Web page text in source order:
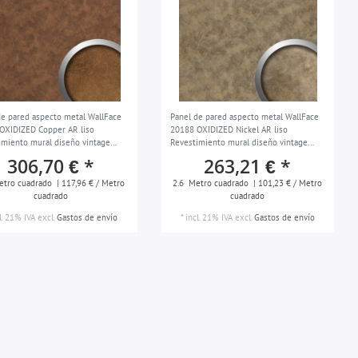
pared aspecto metal WallFace
Copper AR liso
mural diseño vintage
cobre pardo-cobre 2,6 m2
306,70 € *
cuadrado | 117,96 € / Metro
cuadrado
21% IVA excl.Gastos de envío
Panel de pared aspecto metal WallFace
20188 OXIDIZED Nickel AR liso
Revestimiento mural diseño vintage
abrasión marrón marrón-tierra 2,6 m2
263,21 € *
2.6 Metro cuadrado | 101,23 € / Metro
cuadrado
* incl. 21% IVAexcl.Gastos de envío